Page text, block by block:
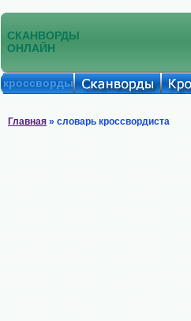
СКАНВОРДЫ
ОНЛАЙН
кроссворды
Главная » словарь кроссвордиста